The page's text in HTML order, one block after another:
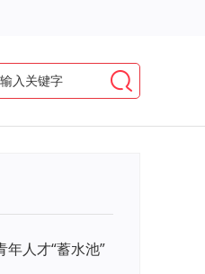
年人才“蓄水池”